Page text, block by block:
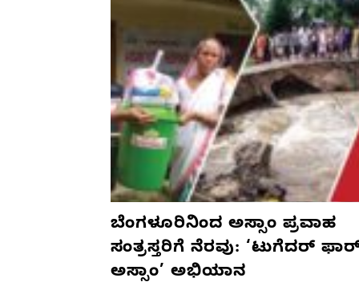
ಬೆಂಗಳೂರಿನಿಂದ ಅಸ್ಸಾಂ ಪ್ರವಾಹ
ಸಂತ್ರಸ್ತರಿಗೆ ನೆರವು: ‘ಟುಗೆದರ್
ಅಸ್ಸಾಂ’ ಅಭಿಯಾನ